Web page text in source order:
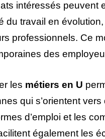
intéressés peuvent
du travail en
professionnels. Ce
des
les métiers en U
qui s’orientent
d’emploi et les
également les